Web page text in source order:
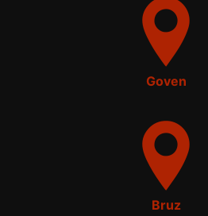
Goven
Bruz